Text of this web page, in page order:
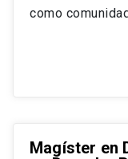
como
Magíster en